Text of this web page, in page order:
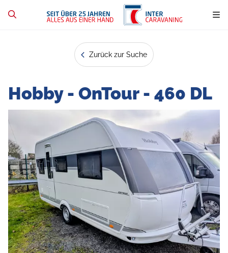
Zurück zur Suche
Hobby - OnTour - 460 DL